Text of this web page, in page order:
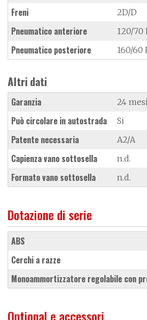
Freni 2D/D
Pneumatico anteriore 120/70
Pneumatico posteriore 160/60
Altri dati
Garanzia 24 mesi
Può circolare in autostrada Si
Patente necessaria A2/A
Capienza vano sottosella n.d.
Formato vano sottosella n.d.
Dotazione di serie
ABS
cerchi a razze
monoammortizzatore regolabile con
Optional e accessori